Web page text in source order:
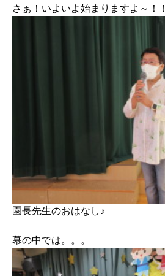
さぁ！いよいよ始まりますよ～！！
園長先生のおはなし♪
幕の中では。。。